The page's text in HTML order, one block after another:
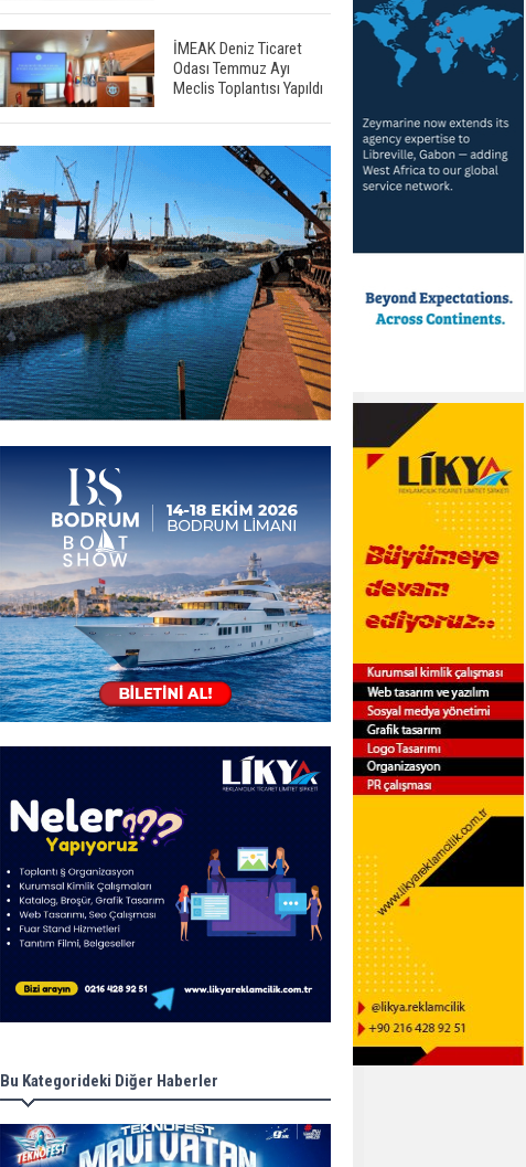
İMEAK Deniz Ticaret
Odası Temmuz Ayı
Meclis Toplantısı Yapıldı
Bu Kategorideki Diğer Haberler